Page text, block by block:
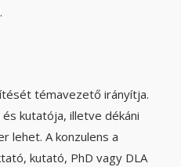
témavezető irányítja.
kutatója, illetve dékáni
lehet. A konzulens a
kutató, PhD vagy DLA